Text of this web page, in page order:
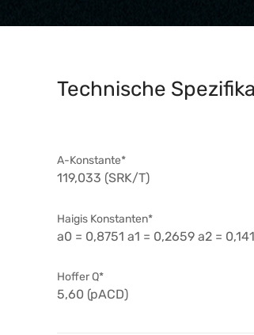
Technische
A-Konstante*
119,033 (SRK/T)
Haigis Konstanten*
a0 = 0,8751 a1 = 0,2659 a2 =
Hoffer Q*
5,60 (pACD)